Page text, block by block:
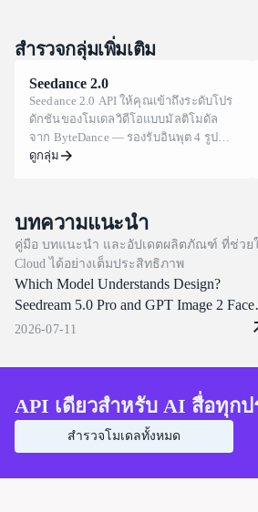
คาดเดา บน Atlas Cloud ตัว GPT Image 2
การแปลงข้อความเป็นภาพ (text to image)
ต่อภาพ และการแก้ไขที่ 0.01 ดอลลาร์ต่อภา
ดอลลาร์และ 0.005 ดอลลาร์ในระดับนักพั
(developer tier) ผู้ใช้ใหม่ยังได้รับเครดิตฟ
จ่ายจริง
สำรวจกลุ่มเพิ่มเติม
Seedance 2.0
Seedance 2.0 API ให้คุณเข้าถึงระดับโปร
ดักชันของโมเดลวิดีโอแบบมัลติโมดัล
จาก ByteDance — รองรับอินพุต 4 รูป
แบบ (ข้อความ, รูปภาพ, วิดีโอ, เสียง)
การเคลื่อนไหวของกล้อง และการกระทำ
ของตัวละครในทุกช็อต ผสานรวมการ
ควบคุมระดับผู้กำกับด้วยการเรียกใช้ API
เพียงครั้งเดียว ในราคาคงที่ $0.09/วินาที
รับคีย์ได้ทันที และไม่มีคิวรอ — พร้อม
การรับประกันเวลาพร้อมใช้งานและการ
Seedance 2.0 Native 4K เปิดใช้งานแล้ว
ดูกลุ่ม
บทความแนะนำ
คู่มือ บทแนะนำ และอัปเดตผลิตภัณฑ์ ที่ช่วย
Cloud ได้อย่างเต็มประสิทธิภาพ
Which Model Understands Design?
Seedream 5.0 Pro and GPT Image 2 Face
the Same Prompt
2026-07-11
API เดียวสำหรับ AI สื่อทุกป
สำรวจโมเดลทั้งหมด